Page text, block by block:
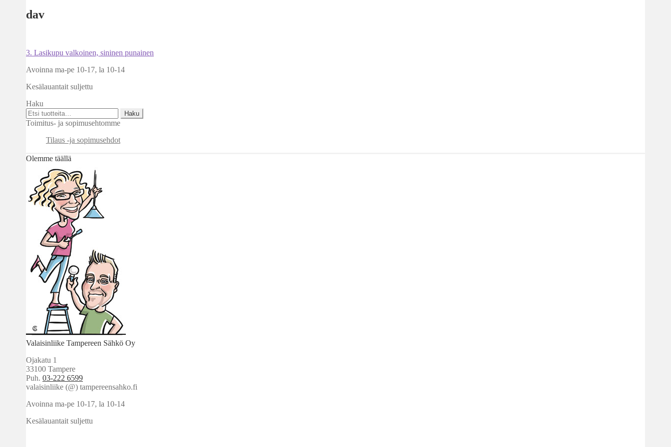
dav
Artikkelien
selaus
Edellinen
3. Lasikupu valkoinen, sininen punainen
Avoinna ma-pe 10-17, la 10-14
Kesälauantait suljettu
Haku
Etsi:
Haku
Toimitus- ja sopimusehtomme
Tilaus -ja sopimusehdot
Olemme täällä
Valaisinliike Tampereen Sähkö Oy
Ojakatu 1
33100 Tampere
Puh. 03-222 6599
valaisinliike (@) tampereensahko.fi
Avoinna ma-pe 10-17, la 10-14
Kesälauantait suljettu